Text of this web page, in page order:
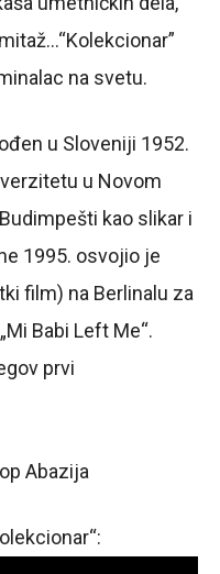
na svetu.
u Sloveniji 1952.
u Novom
kao slikar i
1995. osvojio je
film) na Berlinalu za
Babi Left Me“.
prvi
Abazija